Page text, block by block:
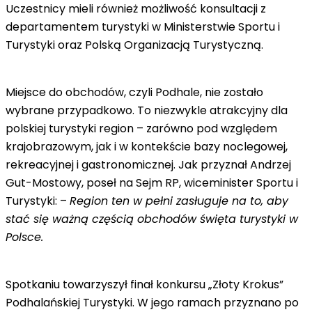
Uczestnicy mieli również możliwość konsultacji z
departamentem turystyki w Ministerstwie Sportu i
Turystyki oraz Polską Organizacją Turystyczną.
Miejsce do obchodów, czyli Podhale, nie zostało
wybrane przypadkowo. To niezwykle atrakcyjny dla
polskiej turystyki region – zarówno pod względem
krajobrazowym, jak i w kontekście bazy noclegowej,
rekreacyjnej i gastronomicznej. Jak przyznał Andrzej
Gut-Mostowy, poseł na Sejm RP, wiceminister Sportu i
Turystyki: – Region ten w pełni zasługuje na to, aby
stać się ważną częścią obchodów święta turystyki w
Polsce.
Spotkaniu towarzyszył finał konkursu „Złoty Krokus”
Podhalańskiej Turystyki. W jego ramach przyznano po